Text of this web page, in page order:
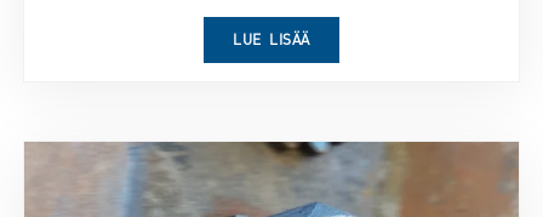
LUE LISÄÄ